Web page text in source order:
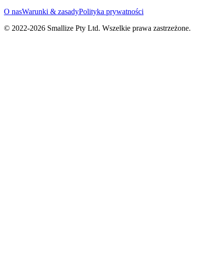
O nasWarunki & zasadyPolityka prywatności
© 2022-2026 Smallize Pty Ltd. Wszelkie prawa zastrzeżone.